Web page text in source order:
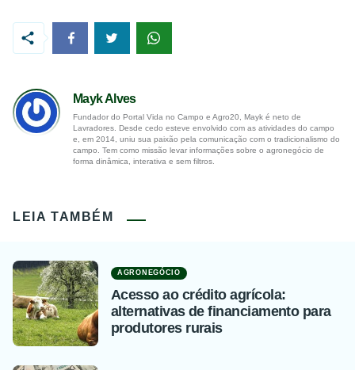
Mayk Alves
Fundador do Portal Vida no Campo e Agro20, Mayk é neto de
Lavradores. Desde cedo esteve envolvido com as atividades do campo
e, em 2014, uniu sua paixão pela comunicação com o tradicionalismo do
campo. Tem como missão levar informações sobre o agronegócio de
forma dinâmica, interativa e sem filtros.
LEIA TAMBÉM
AGRONEGÓCIO
Acesso ao crédito agrícola:
alternativas de financiamento para
produtores rurais